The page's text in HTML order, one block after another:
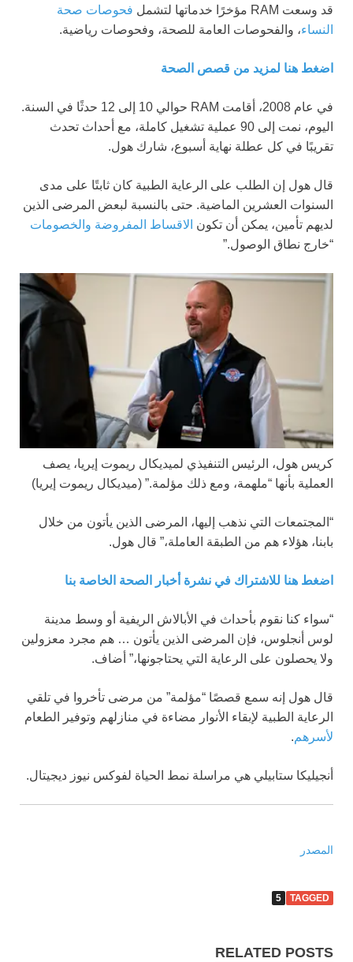
قد وسعت RAM مؤخرًا خدماتها لتشمل
فحوصات صحة
النساء، والفحوصات العامة للصحة، وفحوصات رياضية.
اضغط هنا لمزيد من قصص الصحة
في عام 2008، أقامت RAM حوالي 10 إلى 12 حدثًا في السنة.
اليوم، نمت إلى 90 عملية تشغيل كاملة، مع أحداث تحدث
تقريبًا في كل عطلة نهاية أسبوع، شارك هول.
قال هول إن الطلب على الرعاية الطبية كان ثابتًا على مدى
السنوات العشرين الماضية. حتى بالنسبة لبعض المرضى الذين
لديهم تأمين، يمكن أن تكون الاقساط المفروضة والخصومات
“خارج نطاق الوصول.”
كريس هول، الرئيس التنفيذي لميديكال ريموت إيريا، يصف
العملية بأنها “ملهمة، ومع ذلك مؤلمة.” (ميديكال ريموت إيريا)
“المجتمعات التي نذهب إليها، المرضى الذين يأتون من خلال
بابنا، هؤلاء هم من الطبقة العاملة،” قال هول.
اضغط هنا للاشتراك في نشرة أخبار الصحة الخاصة بنا
“سواء كنا نقوم بأحداث في الأبالاش الريفية أو وسط مدينة
لوس أنجلوس، فإن المرضى الذين يأتون … هم مجرد معزولين
ولا يحصلون على الرعاية التي يحتاجونها،” أضاف.
قال هول إنه سمع قصصًا “مؤلمة” من مرضى تأخروا في تلقي
الرعاية الطبية لإبقاء الأنوار مضاءة في منازلهم وتوفير الطعام
لأسرهم.
أنجيليكا ستابيلي هي مراسلة نمط الحياة لفوكس نيوز ديجيتال.
المصدر
TAGGED
5
RELATED POSTS